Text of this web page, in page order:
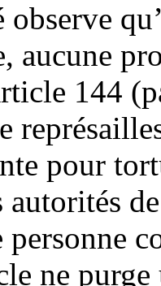
aucune
144
pour
autorités
personne
ne